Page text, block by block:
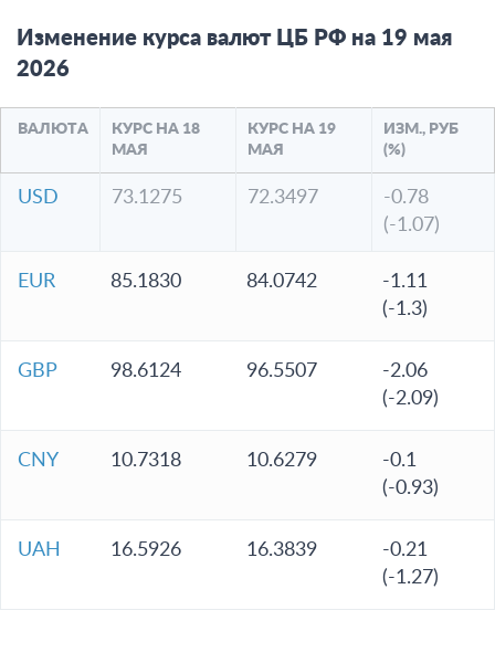
Изменение курса валют ЦБ РФ на 19 мая
2026
ВАЛЮТА
КУРС НА 18
МАЯ
КУРС НА 19
МАЯ
ИЗМ., РУБ
(%)
USD 73.1275 72.3497
-0.78
(-1.07)
EUR 85.1830 84.0742
-1.11
(-1.3)
GBP 98.6124 96.5507
-2.06
(-2.09)
CNY 10.7318 10.6279
-0.1
(-0.93)
UAH 16.5926 16.3839
-0.21
(-1.27)